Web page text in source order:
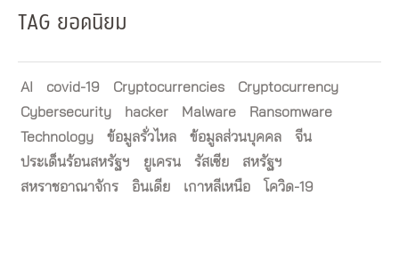
TAG ยอดนิยม
AI covid-19 Cryptocurrencies
Cryptocurrency
Cybersecurity
hacker Malware
Ransomware
Technology
ข้อมูลรั่วไหล ข้อมูลส่วนบุคคล
จีน
ประเด็นร้อนสหรัฐฯ
ยูเครน รัสเซีย
สหรัฐฯ
สหราชอาณาจักร
อินเดีย เกาหลีเหนือ โควิด-19